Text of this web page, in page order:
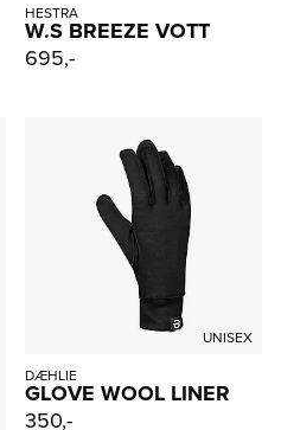
HESTRA
W.S BREEZE VOTT
695,-
UNISEX
DÆHLIE
GLOVE WOOL LINER
350,-